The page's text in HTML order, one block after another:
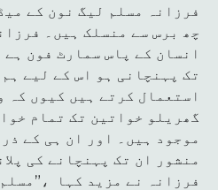
فرزانہ مسلم لیگ نون کے
چھ برس سے منسلک ہیں۔
انسان کے پاس سمارٹ فون
تک پہنچانی ہو اس کے لیے
استعمال کرتے ہیں کیوں کہ
گھریلو خواتین تک تمام
موجود ہیں۔ اور ان ہی کے
منشور ان تک پہنچانے کی
فرزانہ نے مزید کہا